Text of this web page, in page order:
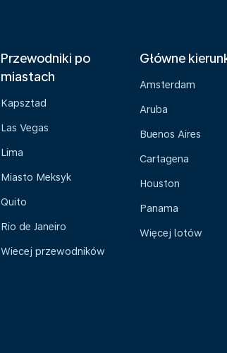
Przewodniki po
miastach
Kapsztad
Las Vegas
Lima
Miasto Meksyk
Quito
Rio de Janeiro
Wiecej przewodników
Główne
Amsterdam
Aruba
Buenos Aires
Cartagena
Houston
Panama
Więcej lotów